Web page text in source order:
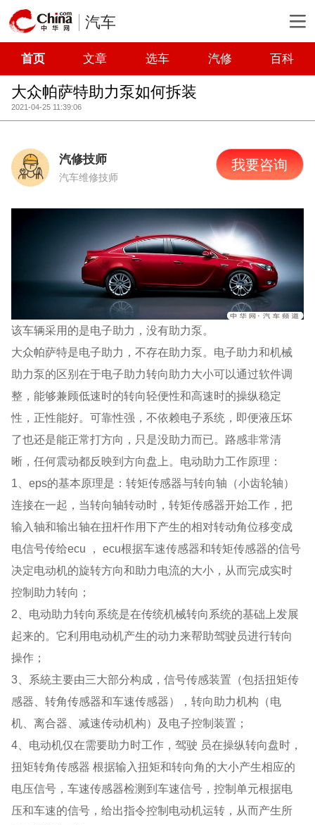
汽车
首页 文章 选车 汽修 百科
大众帕萨特助力泵如何拆装
2021-04-25 11:39:06
汽修技师
汽车维修技师
我要咨询
该车辆采用的是电子助力，没有助力泵。
大众帕萨特是电子助力，不存在助力泵。电子助力和机械
助力泵的区别在于电子助力转向助力大小可以通过软件调
整，能够兼顾低速时的转向轻便性和高速时的操纵稳定
性，正性能好。可靠性强，不依赖电子系统，即便液压坏
了也还是能正常打方向，只是没助力而已。路感非常清
晰，任何震动都反映到方向盘上。电动助力工作原理：
1、eps的基本原理是：转矩传感器与转向轴（小齿轮轴）
连接在一起，当转向轴转动时，转矩传感器开始工作，把
输入轴和输出轴在扭杆作用下产生的相对转动角位移变成
电信号传给ecu ， ecu根据车速传感器和转矩传感器的信号
决定电动机的旋转方向和助力电流的大小，从而完成实时
控制助力转向；
2、电动助力转向系统是在传统机械转向系统的基础上发展
起来的。它利用电动机产生的动力来帮助驾驶员进行转向
操作；
3、系統主要由三大部分构成，信号传感装置（包括扭矩传
感器、转角传感器和车速传感器），转向助力机构（电
机、离合器、减速传动机构）及电子控制装置；
4、电动机仅在需要助力时工作，驾驶 员在操纵转向盘时，
扭矩转角传感器 根据输入扭矩和转向角的大小产生相应的
电压信号，车速传感器检测到车速信号，控制单元根据电
压和车速的信号，给出指令控制电动机运转，从而产生所